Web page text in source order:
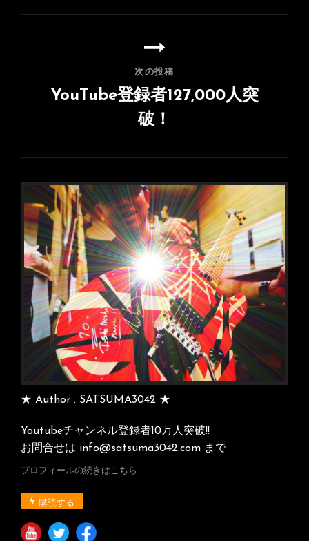
ョ
次の投稿
YouTube登録者127,000人突
破！
の
稿
★ Author : SATSUMA3042 ★
Youtubeチャンネル登録者10万人突破!!
お問合せは info@satsuma3042.com まで
プロフィールの続きはこちら
購読する